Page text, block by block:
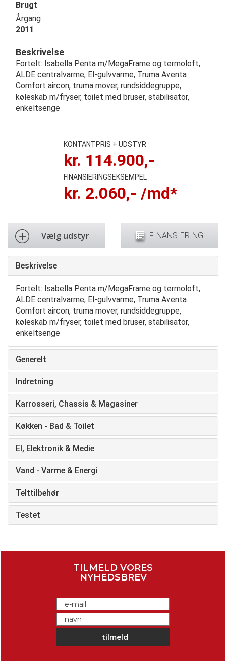
Brugt
Årgang
2011
Beskrivelse
Fortelt: Isabella Penta m/MegaFrame og termoloft,
ALDE centralvarme, El-gulvvarme, Truma Aventa
Comfort aircon, truma mover, rundsiddegruppe,
køleskab m/fryser, toilet med bruser, stabilisator,
enkeltsenge
KONTANTPRIS + UDSTYR
kr. 114.900,-
FINANSIERINGSEKSEMPEL
kr. 2.060,- /md*
Vælg udstyr FINANSIERING
Beskrivelse
Fortelt: Isabella Penta m/MegaFrame og termoloft,
ALDE centralvarme, El-gulvvarme, Truma Aventa
Comfort aircon, truma mover, rundsiddegruppe,
køleskab m/fryser, toilet med bruser, stabilisator,
enkeltsenge
Generelt
Indretning
Karrosseri, Chassis & Magasiner
Køkken - Bad & Toilet
El, Elektronik & Medie
Vand - Varme & Energi
Telttilbehør
Testet
TILMELD VORES
NYHEDSBREV